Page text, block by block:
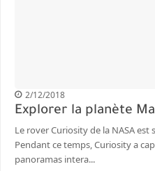
2/12/2018
Explorer la planète
Le rover Curiosity de la NASA
Pendant ce temps, Curiosity a
panoramas intera...